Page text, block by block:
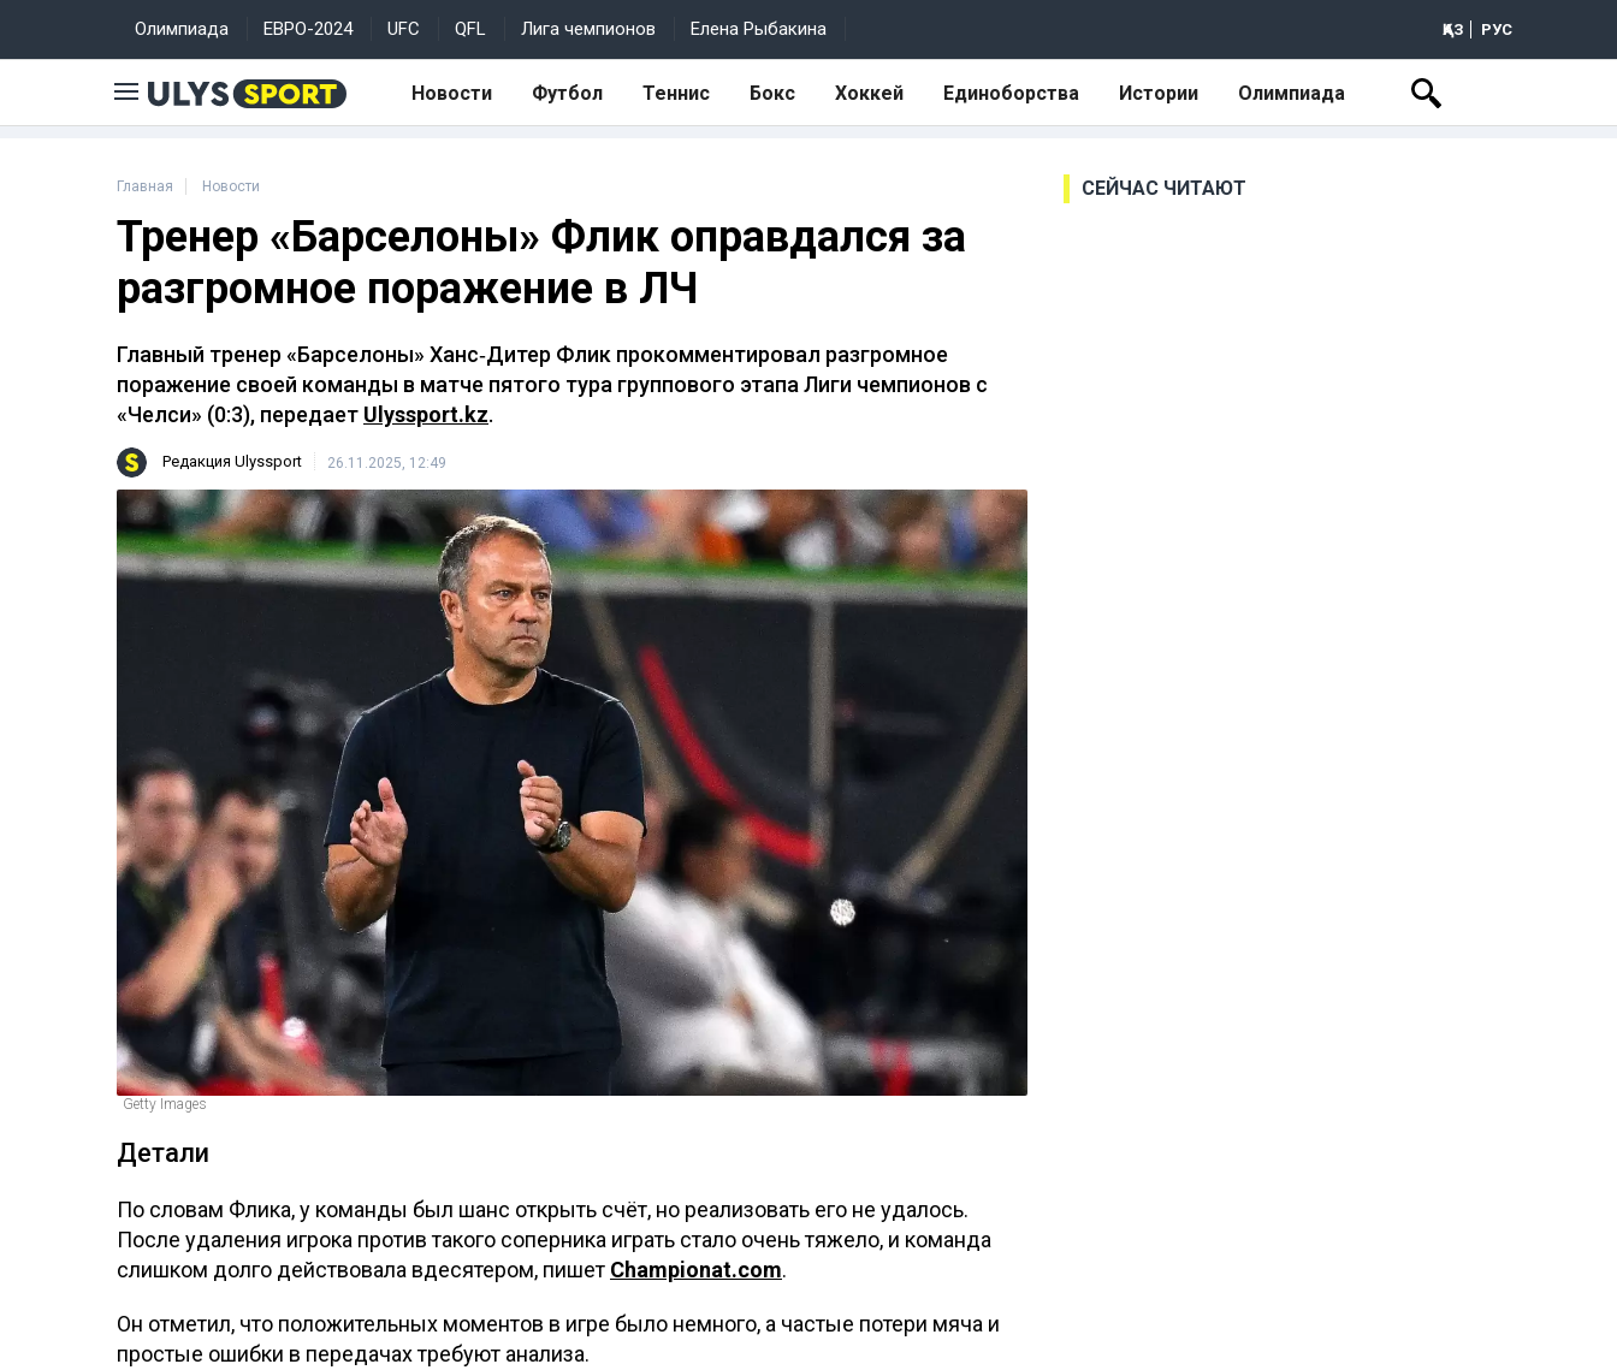
Олимпиада ЕВРО-2024 UFC QFL Лига чемпионов Елена Рыбакина ҚАЗ РУС
Новости Футбол Теннис Бокс Хоккей Единоборства Истории Олимпиада
Главная Новости
Тренер «Барселоны» Флик оправдался за
разгромное поражение в ЛЧ
Главный тренер «Барселоны» Ханс‑Дитер Флик прокомментировал разгромное
поражение своей команды в матче пятого тура группового этапа Лиги чемпионов с
«Челси» (0:3), передает Ulyssport.kz.
Редакция Ulyssport 26.11.2025, 12:49
Getty Images
Детали
По словам Флика, у команды был шанс открыть счёт, но реализовать его не удалось.
После удаления игрока против такого соперника играть стало очень тяжело, и команда
слишком долго действовала вдесятером, пишет Championat.com.
Он отметил, что положительных моментов в игре было немного, а частые потери мяча и
простые ошибки в передачах требуют анализа.
СЕЙЧАС ЧИТАЮТ